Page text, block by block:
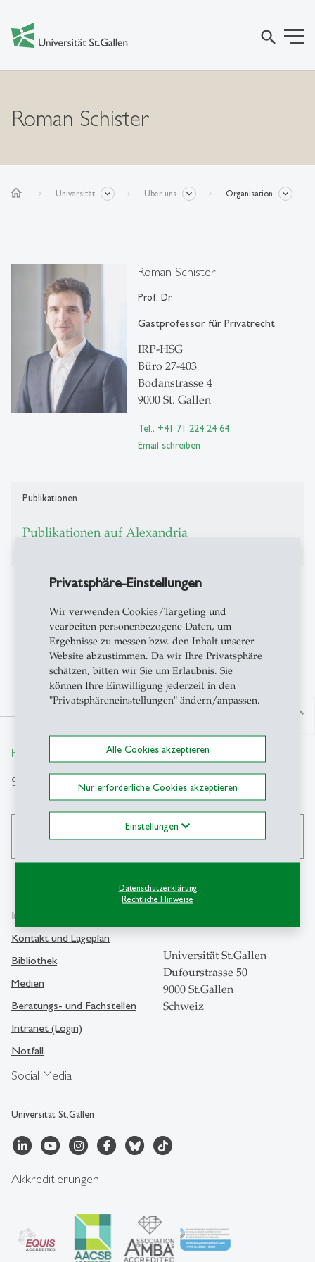
Privatsphäre-Einstellungen
Wir verwenden Cookies/Targeting und
vearbeiten personenbezogene Daten, um
Ergebnisse zu messen bzw. den Inhalt unserer
Website abzustimmen. Da wir Ihre Privatsphäre
schätzen, bitten wir Sie um Erlaubnis. Sie
können Ihre Einwilligung jederzeit in den
"Privatsphäreneinstellungen" ändern/anpassen.
Alle Cookies akzeptieren
Nur erforderliche Cookies akzeptieren
Einstellungen
Datenschutzerklärung
Rechtliche Hinweise
search
Roman Schister
home Universität Über uns Organisation
Roman Schister
Prof. Dr.
Gastprofessor für Privatrecht
IRP-HSG
Büro 27-403
Bodanstrasse 4
9000 St. Gallen
Tel.: +41 71 224 24 64
Email schreiben
Publikationen
Publikationen auf Alexandria
Weitere Informationen
Weitere Informationen zu Roman Schister finden Sie
auf der Internetseite derOST – Ostschweizer
Fachhochschule.
north
From insight to impact.
Suche
Social Media
Universität St.Gallen
Info Desk
Kontakt und Lageplan
Bibliothek
Medien
Beratungs- und Fachstellen
Intranet (Login)
Notfall
Universität St.Gallen
Dufourstrasse 50
9000 St.Gallen
Schweiz
Akkreditierungen